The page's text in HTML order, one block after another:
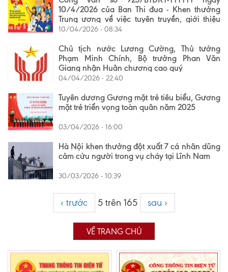
10/4/2026 của Ban Thi đua - Khen thưởng
Trung ương về việc tuyên truyền, giới thiệu
gương điển hình tiên tiến
10/04/2026 - 08:34
Chủ tịch nước Lương Cường, Thủ tướng
Phạm Minh Chính, Bộ trưởng Phan Văn
Giang nhận Huân chương cao quý
04/04/2026 - 22:40
Tuyên dương Gương mặt trẻ tiêu biểu, Gương
mặt trẻ triển vọng toàn quân năm 2025
03/04/2026 - 16:00
Hà Nội khen thưởng đột xuất 7 cá nhân dũng
cảm cứu người trong vụ cháy tại Lĩnh Nam
30/03/2026 - 10:39
‹ trước 5 trên 165 sau ›
VỀ TRANG CHỦ